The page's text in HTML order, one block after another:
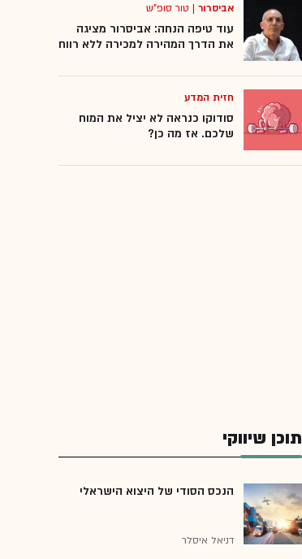
אביסרור| טור סופ"ש
עוד טיפה הנחה: אביסרור מציגה
את הדרך המהירה למכירה ללא רווח
חזית המדע
סודוקו כנראה לא יציל את המוח
שלכם. אז מה כן?
תוכן שיווקי
הנכס הסודי של היצוא הישראלי
דניאל איסלר